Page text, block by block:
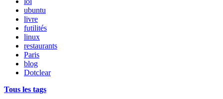
ubuntu
livre
futilités
linux
restaurants
Paris
blog
Dotclear
Tous les tags